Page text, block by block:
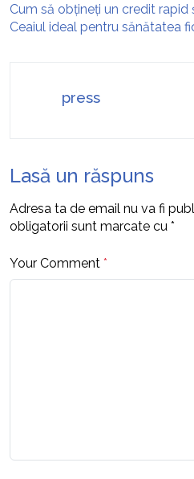
Cum să obțineți un credit rapid
Ceaiul ideal pentru sănătatea
press
Lasă un răspuns
Adresa ta de email nu va fi
obligatorii sunt marcate cu *
Your Comment *